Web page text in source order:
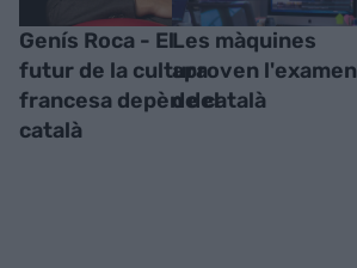
Genís Roca - El
futur de la cultura
francesa depèn del
català
Les màquines
aproven l'examen
de català